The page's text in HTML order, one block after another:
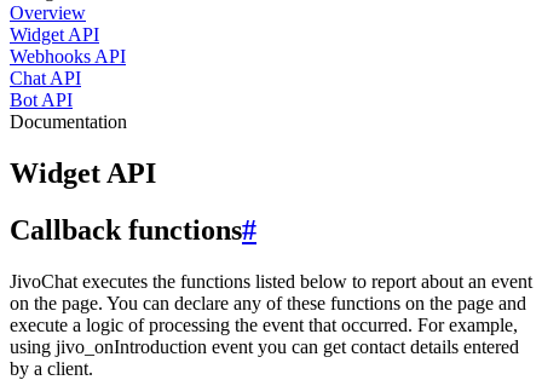
Overview
Widget API
Webhooks API
Chat API
Bot API
Documentation
Widget API
Callback functions#
JivoChat executes the functions listed below to report about an event
on the page. You can declare any of these functions on the page and
execute a logic of processing the event that occurred. For example,
using jivo_onIntroduction event you can get contact details entered
by a client.